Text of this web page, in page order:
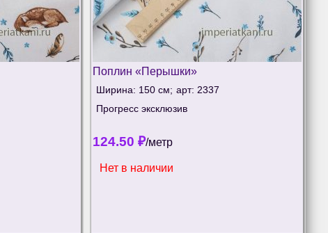
Поплин «Перышки»
Ширина: 150 см; арт: 2337
Прогресс эксклюзив
124.50 ₽/метр
Нет в наличии